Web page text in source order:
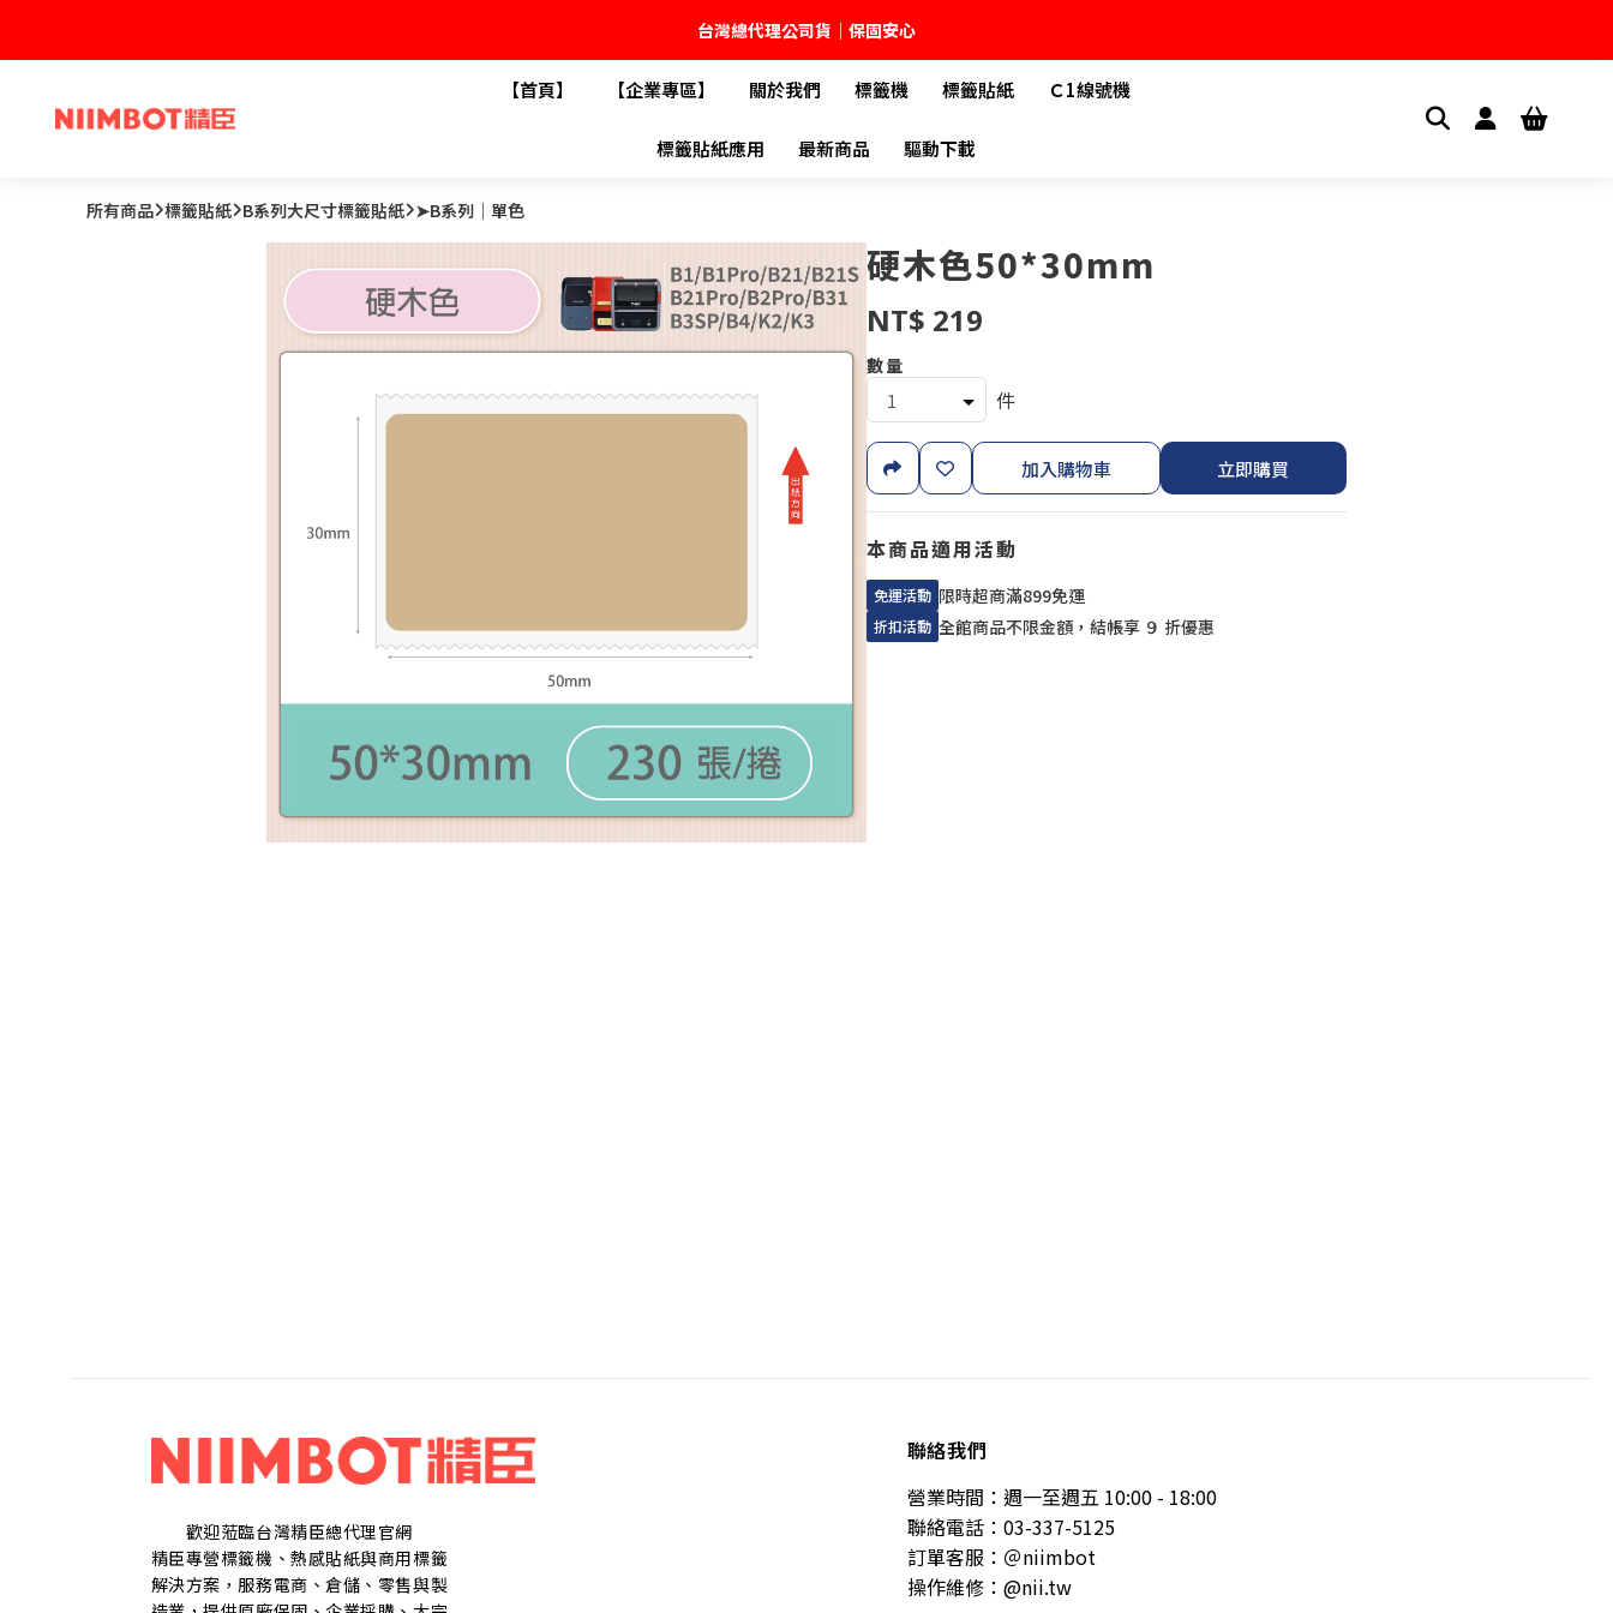
台灣總代理公司貨｜保固安心
🚚 全館現貨供應｜快速出貨不久等
💬 加入官方 LINE｜不定期領取專屬優惠
【首頁】 【企業專區】 關於我們 標籤機 標籤貼紙 Ｃ1線號機
標籤貼紙應用 最新商品 驅動下載
所有商品 標籤貼紙 B系列大尺寸標籤貼紙 ➤B系列｜單色
硬木色50*30mm
NT$ 219
數量
件
加入購物車 立即購買
本商品適用活動
免運活動 限時超商滿899免運
折扣活動 全館商品不限金額，結帳享 ９ 折優惠
歡迎蒞臨台灣精臣總代理官網
精臣專營標籤機、熱感貼紙與商用標籤
解決方案，服務電商、倉儲、零售與製
聯絡我們
營業時間：週一至週五 10:00 - 18:00
聯絡電話：03-337-5125
訂單客服：＠niimbot
操作維修：@nii.tw